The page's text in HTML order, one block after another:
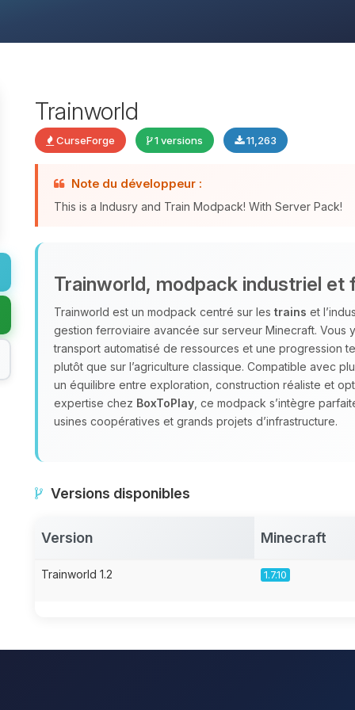
Trainworld
CurseForge 1 versions 11,263
Note du développeur :
This is a Indusry and Train Modpack! With Server Pack!
Trainworld, modpack industriel et
Trainworld est un modpack centré sur les trains et
gestion ferroviaire avancée sur serveur Minecraft.
transport automatisé de ressources et une progression
plutôt que sur l’agriculture classique. Compatible avec
un équilibre entre exploration, construction réaliste et
expertise chez BoxToPlay , ce modpack s’intègre
usines coopératives et grands projets d’infrastructure.
Versions disponibles
Version Minecraft
Trainworld 1.2 1.7.10